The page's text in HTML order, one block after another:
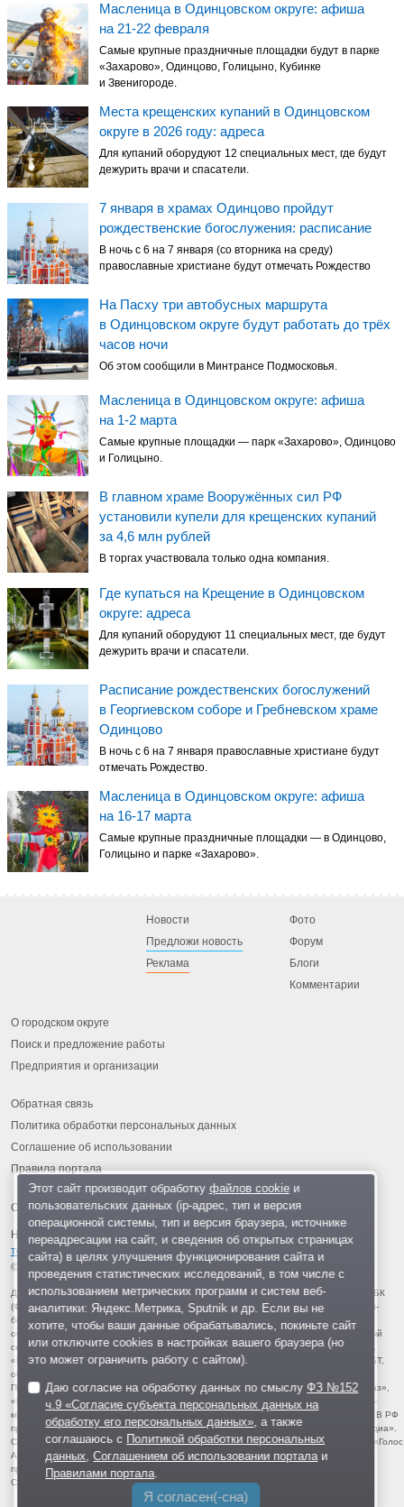
Масленица в Одинцовском округе: афиша
на 21-22 февраля
Самые крупные праздничные площадки будут в парке
«Захарово», Одинцово, Голицыно, Кубинке
и Звенигороде.
Места крещенских купаний в Одинцовском
округе в 2026 году: адреса
Для купаний оборудуют 12 специальных мест, где будут
дежурить врачи и спасатели.
7 января в храмах Одинцово пройдут
рождественские богослужения: расписание
В ночь с 6 на 7 января (со вторника на среду)
православные христиане будут отмечать Рождество
На Пасху три автобусных маршрута
в Одинцовском округе будут работать до трёх
часов ночи
Об этом сообщили в Минтрансе Подмосковья.
Масленица в Одинцовском округе: афиша
на 1-2 марта
Самые крупные площадки — парк «Захарово», Одинцово
и Голицыно.
В главном храме Вооружённых сил РФ
установили купели для крещенских купаний
за 4,6 млн рублей
В торгах участвовала только одна компания.
Где купаться на Крещение в Одинцовском
округе: адреса
Для купаний оборудуют 11 специальных мест, где будут
дежурить врачи и спасатели.
Расписание рождественских богослужений
в Георгиевском соборе и Гребневском храме
Одинцово
В ночь с 6 на 7 января православные христиане будут
отмечать Рождество.
Масленица в Одинцовском округе: афиша
на 16-17 марта
Самые крупные праздничные площадки — в Одинцово,
Голицыно и парке «Захарово».
Новости
Предложи новость
Реклама
Фото
Форум
Блоги
Комментарии
О городском округе
Поиск и предложение работы
Предприятия и организации
Обратная связь
Политика обработки персональных данных
Соглашение об использовании
Правила портала
На информационном ресурсе применяются
технологии
© 2013-2026 «ОИНФО»,
сделано в Одинцово
Для читателей: В России признаны экстремистскими и запрещены организации ФБК
(Фонд борьбы с коррупцией, признан иноагентом), Штабы Навального, «Национал-
большевистская партия», «Свидетели Иеговы», «Армия воли народа», «Русский
общенациональный союз», «Движение против нелегальной иммиграции», «Правый
сектор», УНА-УНСО, УПА, «Тризуб им. Степана Бандеры», «Мизантропик дивижн»,
«Меджлис крымскотатарского народа», движение «Артподготовка», движение ЛГБТ,
общероссийская политическая партия «Воля», АУЕ, батальоны «Азов» и «Айдар».
Признаны террористическими и запрещены: «Движение Талибан», «Имарат Кавказ»,
«Исламское государство» (ИГ, ИГИЛ), Джебхад-ан-Нусра, «АУМ Синрике», «Братья-
мусульмане», «Аль-Каида в странах исламского Магриба», «Сеть», «Колумбайн». В РФ
признана нежелательной деятельность «Открытой России», издания «Проект Медиа».
СМИ-иноагентами признаны: телеканал «Дождь», «Медуза», «Важные истории», «Голос
Америки», радио «Свобода», The Insider, «Медиазона», ОВД-инфо. Иноагентами
признаны общество/центр «Мемориал», «Аналитический Центр Юрия Левады»,
Сахаровский центр. Instagram и Facebook (Metа) запрещены в РФ за экстремизм.
Этот сайт производит обработку файлов cookieи
пользовательских данных (ip-адрес, тип и версия
операционной системы, тип и версия браузера, источнике
переадресации на сайт, и сведения об открытых страницах
сайта) в целях улучшения функционирования сайта и
проведения статистических исследований, в том числе с
использованием метрических программ и систем веб-
аналитики: Яндекс.Метрика, Sputnik и др. Если вы не
хотите, чтобы ваши данные обрабатывались, покиньте сайт
или отключите cookies в настройках вашего браузера (но
это может ограничить работу с сайтом).
Даю согласие на обработку данных по смыслуФЗ №152
ч.9 «Согласие субъекта персональных данных на
обработку его персональных данных», а также
соглашаюсь с Политикой обработки персональных
данных ,Соглашением об использовании портала и
Правилами портала
Я согласен(-сна)